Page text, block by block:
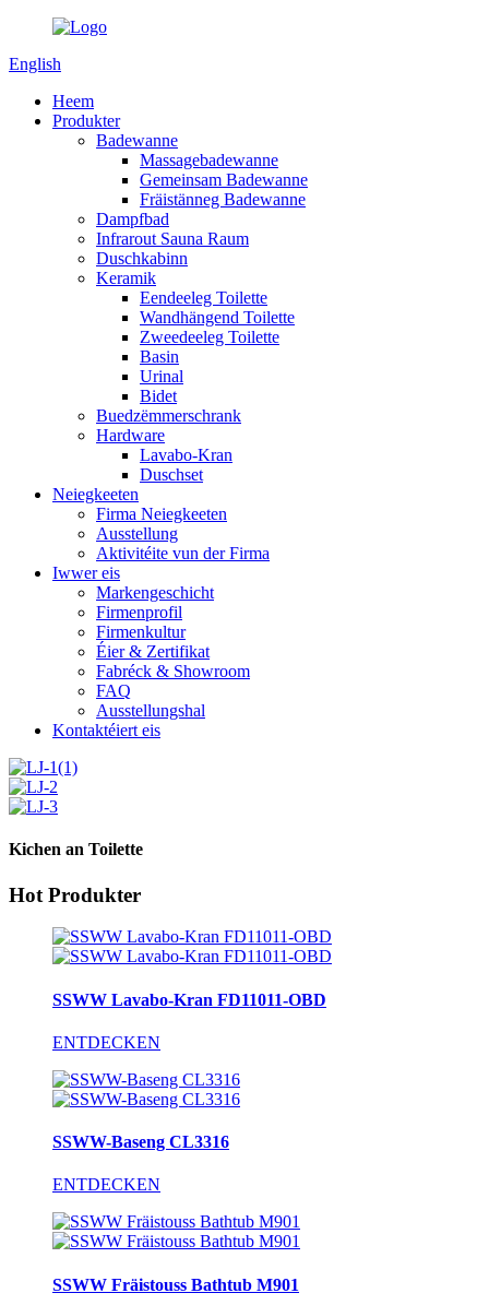
English
Heem
Produkter
Badewanne
Massagebadewanne
Gemeinsam Badewanne
Fräistänneg Badewanne
Dampfbad
Infrarout Sauna Raum
Duschkabinn
Keramik
Eendeeleg Toilette
Wandhängend Toilette
Zweedeeleg Toilette
Basin
Urinal
Bidet
Buedzëmmerschrank
Hardware
Lavabo-Kran
Duschset
Neiegkeeten
Firma Neiegkeeten
Ausstellung
Aktivitéite vun der Firma
Iwwer eis
Markengeschicht
Firmenprofil
Firmenkultur
Éier & Zertifikat
Fabréck & Showroom
FAQ
Ausstellungshal
Kontaktéiert eis
Kichen an Toilette
Hot Produkter
SSWW Lavabo-Kran FD11011-OBD
ENTDECKEN
SSWW-Baseng CL3316
ENTDECKEN
SSWW Fräistouss Bathtub M901